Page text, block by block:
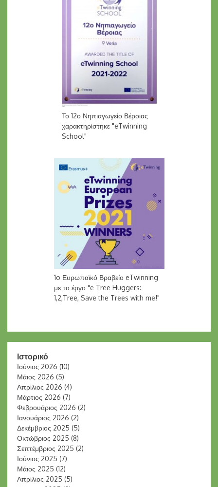
Το 12ο Νηπιαγωγείο Βέροιας
χαρακτηρίστηκε "eTwinning
School"
1o Ευρωπαϊκό Βραβείο eTwinning
με το έργο "e Tree Huggers:
1,2,Tree, Save the Trees with me!"
Ιστορικό
Ιούνιος 2026 (10)
Μάιος 2026 (5)
Απρίλιος 2026 (4)
Μάρτιος 2026 (7)
Φεβρουάριος 2026 (2)
Ιανουάριος 2026 (2)
Δεκέμβριος 2025 (5)
Οκτώβριος 2025 (8)
Σεπτέμβριος 2025 (2)
Ιούνιος 2025 (7)
Μάιος 2025 (12)
Απρίλιος 2025 (5)